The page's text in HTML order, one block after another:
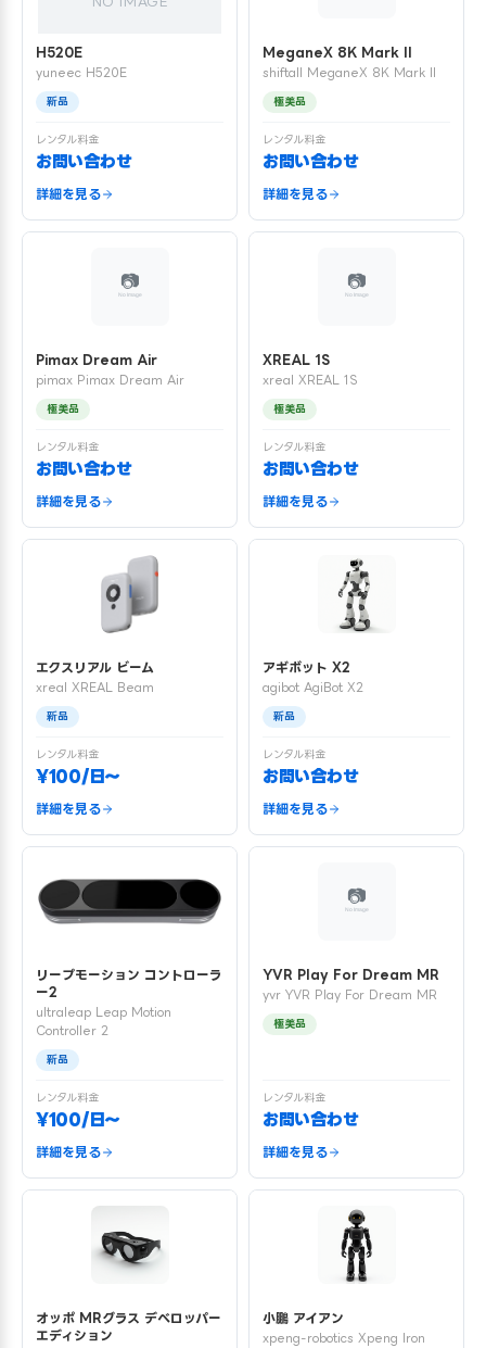
H520E
yuneec H520E
新品
レンタル料金
お問い合わせ
詳細を見る
MeganeX 8K Mark II
shiftall MeganeX 8K Mark II
極美品
レンタル料金
お問い合わせ
詳細を見る
Pimax Dream Air
pimax Pimax Dream Air
極美品
レンタル料金
お問い合わせ
詳細を見る
XREAL 1S
xreal XREAL 1S
極美品
レンタル料金
お問い合わせ
詳細を見る
エクスリアル ビーム
xreal XREAL Beam
新品
レンタル料金
¥100/日〜
詳細を見る
アギボット X2
agibot AgiBot X2
新品
レンタル料金
お問い合わせ
詳細を見る
リープモーション コントローラ
ー2
ultraleap Leap Motion
Controller 2
新品
レンタル料金
¥100/日〜
詳細を見る
YVR Play For Dream MR
yvr YVR Play For Dream MR
極美品
レンタル料金
お問い合わせ
詳細を見る
オッポ MRグラス デベロッパー
エディション
小鵬 アイアン
xpeng-robotics Xpeng Iron